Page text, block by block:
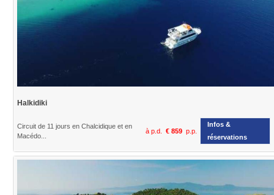
Halkidiki
Circuit de 11 jours en Chalcidique et en
Macédo...
à p.d. € 859 p.p.
Infos &
réservations